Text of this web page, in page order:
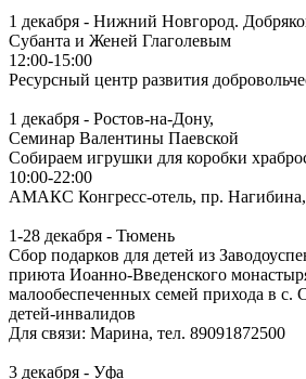
1 декабря - Нижний Новгород.
Субанта и Женей Глаголевым
12:00-15:00
Ресурсный центр развития
1 декабря - Ростов-на-Дону,
Семинар Валентины Паевской
Собираем игрушки для коробки
10:00-22:00
АМАКС Конгресс-отель, пр.
1-28 декабря - Тюмень
Сбор подарков для детей из
приюта Иоанно-Введенского
малообеспеченных семей прихода в
детей-инвалидов
Для связи: Марина, тел. 89091872500
3 декабря - Уфа